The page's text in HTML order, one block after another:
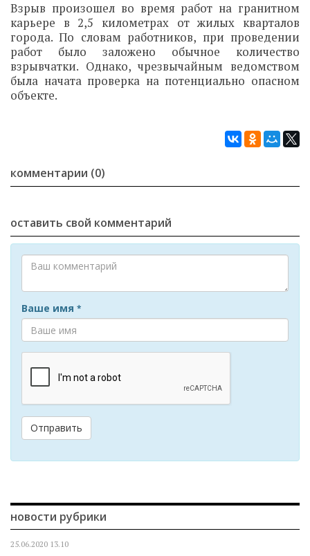
Взрыв произошел во время работ на гранитном
карьере в 2,5 километрах от жилых кварталов
города. По словам работников, при проведении
работ было заложено обычное количество
взрывчатки. Однако, чрезвычайным ведомством
была начата проверка на потенциально опасном
объекте.
комментарии (0)
оставить свой комментарий
Ваше имя *
Отправить
новости рубрики
25.06.2020 13.10